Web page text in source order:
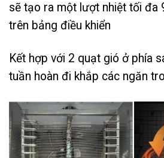
sẽ tạo ra một lượt nhiệt tối đa
trên bảng điều khiển
Kết hợp với 2 quạt gió ở phía
tuần hoàn đi khắp các ngăn